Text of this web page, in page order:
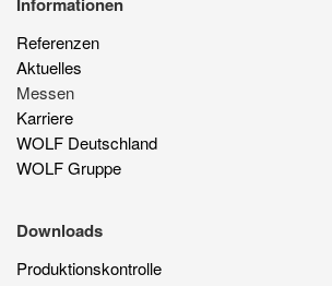
Referenzen
Aktuelles
Messen
Karriere
WOLF Deutschland
WOLF Gruppe
Downloads
Produktionskontrolle